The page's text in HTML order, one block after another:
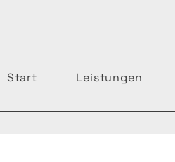
Start Leistungen